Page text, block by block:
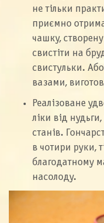
не тільки
приємно
чашку,
свистіти на
свистульки.
вазами,
Реалізоване
ліки від
станів.
в чотири руки,
благодатному
насолоду.